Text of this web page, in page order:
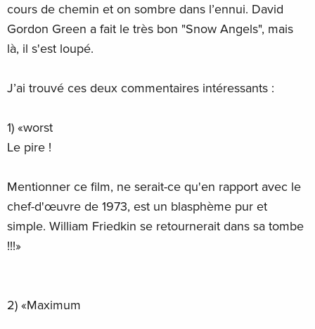
cours de chemin et on sombre dans l’ennui. David
Gordon Green a fait le très bon "Snow Angels", mais
là, il s'est loupé.
J’ai trouvé ces deux commentaires intéressants :
1) «worst
Le pire !
Mentionner ce film, ne serait-ce qu'en rapport avec le
chef-d'œuvre de 1973, est un blasphème pur et
simple. William Friedkin se retournerait dans sa tombe
!!!»
2) «Maximum